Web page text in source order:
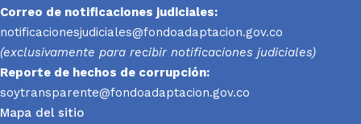
Correo de notificaciones judiciales:
notificacionesjudiciales@fondoadaptacion.gov.co
(exclusivamente para recibir notificaciones judiciales)
Reporte de hechos de corrupción:
soytransparente@fondoadaptacion.gov.co
Mapa del sitio